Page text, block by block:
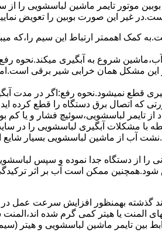
ﻏﯿﺮ اﯾﻦ ﺻﻮرت ﺑﻮﺑﯿﻦ را ﺗﻌﻮﯾﺾ
کمک اهممتر ارﺗﺒﺎط اﯾﻦ ﺳﯿﻢ
آب،ﻣﺎﺷﯿﻦ ﺷﺮوع ﺑﻪ آﺑﮕﯿﺮی
این مشکل همان خرابی شیر برقی
ﻗﻄﻊ نمیشود.نحوه رﻓﻊ:اﮔﺮ در ﻣﺪت
اتصال برق دستگاه را قطع کرده اید
تایمر لباسشویی،سوئیچ فشار و یا
مشکلات آبگیری لباسشویی را در سایت
آب از ماشین لباسشویی بسیار
را از دستگاه ﺟﺪا ﻧﻤﻮده و ﺳﭙﺲ
ﻣﻤﮑﻦ اﺳﺖ آب بر اثر
پایههای اﻟﻤﻨﺖ یا هیتر کمی ﮔﺮم ﺷﺪه
ﺑﯿﻦ ﺗﺎﯾﻤﺮ ماشین لباسشویی و ﻫﯿﺘﺮ